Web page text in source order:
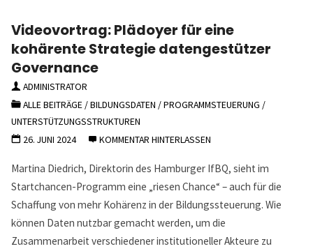
Videovortrag: Plädoyer für eine
kohärente Strategie datengestützer
Governance
ADMINISTRATOR
ALLE BEITRÄGE/BILDUNGSDATEN /PROGRAMMSTEUERUNG /
UNTERSTÜTZUNGSSTRUKTUREN
26. JUNI 2024
KOMMENTAR HINTERLASSEN
Martina Diedrich, Direktorin des Hamburger IfBQ, sieht im
Startchancen-Programm eine „riesen Chance“ – auch für die
Schaffung von mehr Kohärenz in der Bildungssteuerung. Wie
können Daten nutzbar gemacht werden, um die
Zusammenarbeit verschiedener institutioneller Akteure zu